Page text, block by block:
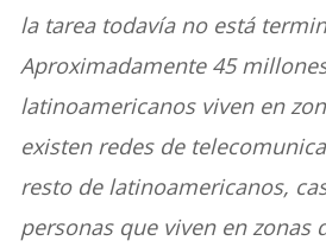
la tarea todavía no está
Aproximadamente 45
latinoamericanos viven en
existen redes de
resto de latinoamericanos,
personas que viven en zonas